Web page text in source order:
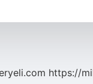
https://